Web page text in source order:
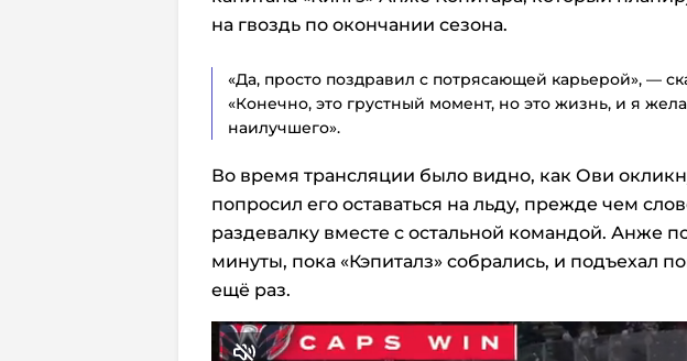
на гвоздь по окончании сезона.
«Да, просто поздравил с потрясающей карьерой», —
«Конечно, это грустный момент, но это жизнь, и я
наилучшего».
Во время трансляции было видно, как Ови
попросил его оставаться на льду, прежде чем
раздевалку вместе с остальной командой. Анже
минуты, пока «Кэпиталз» собрались, и подъехал
ещё раз.